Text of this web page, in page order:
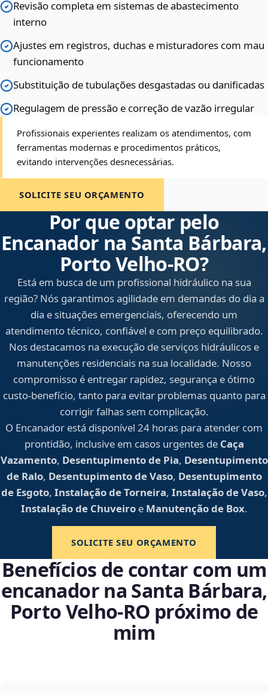
Revisão completa em sistemas de abastecimento
interno
Ajustes em registros, duchas e misturadores com mau
funcionamento
Substituição de tubulações desgastadas ou danificadas
Regulagem de pressão e correção de vazão irregular
Profissionais experientes realizam os atendimentos, com
ferramentas modernas e procedimentos práticos,
evitando intervenções desnecessárias.
SOLICITE SEU ORÇAMENTO
Por que optar pelo
Encanador na Santa Bárbara,
Porto Velho‑RO?
Está em busca de um profissional hidráulico na sua
região? Nós garantimos agilidade em demandas do dia a
dia e situações emergenciais, oferecendo um
atendimento técnico, confiável e com preço equilibrado.
Nos destacamos na execução de serviços hidráulicos e
manutenções residenciais na sua localidade. Nosso
compromisso é entregar rapidez, segurança e ótimo
custo-benefício, tanto para evitar problemas quanto para
corrigir falhas sem complicação.
O Encanador está disponível 24 horas para atender com
prontidão, inclusive em casos urgentes de Caça
Vazamento, Desentupimento de Pia, Desentupimento
de Ralo, Desentupimento de Vaso, Desentupimento
de Esgoto, Instalação de Torneira, Instalação de Vaso,
Instalação de Chuveiroe Manutenção de Box.
SOLICITE SEU ORÇAMENTO
Benefícios de contar com um
encanador na Santa Bárbara,
Porto Velho‑RO próximo de
mim